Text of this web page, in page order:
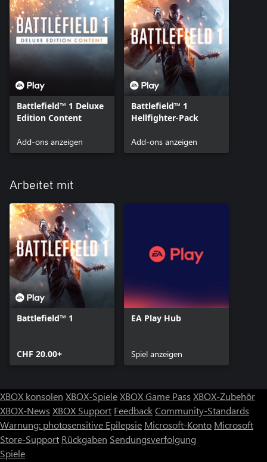
*Battlefield 1 für entsprechende Plattform (separat erhältlich), alle
Spiel-Updates, Internetverbindung und EA-Konto erforderlich.
DIESES SPIEL IST NICHT MIT HERSTELLERN VON WAFFEN,
FAHRZEUGEN ODER SONSTIGER AUSRÜSTUNG VERBUNDEN
UND WIRD AUCH VON SOLCHEN WEDER UNTERSTÜTZT NOCH
GESPONSERT.
Battlefield™ 1 Deluxe
Edition Content
Add-ons anzeigen
Battlefield™ 1
Hellfighter-Pack
Add-ons anzeigen
Arbeitet mit
Battlefield™ 1
CHF 20.00+
EA Play Hub
Spiel anzeigen
XBOX konsolen XBOX-SpieleXBOX Game Pass XBOX-Zubehör
XBOX-News XBOX Support FeedbackCommunity-Standards
Warnung: photosensitive Epilepsie Microsoft-Konto Microsoft
Store-Support Rückgaben Sendungsverfolgung
Spiele